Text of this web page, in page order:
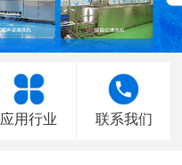
应用行业 联系我们